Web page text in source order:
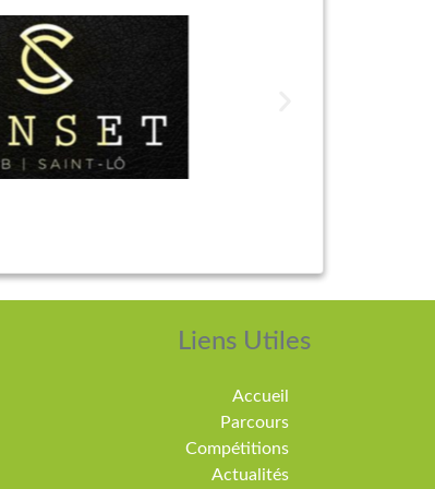
Liens Utiles
Accueil
Parcours
Compétitions
Actualités